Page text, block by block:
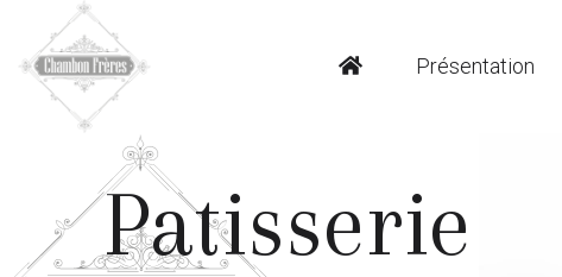
Présentation
Patisserie